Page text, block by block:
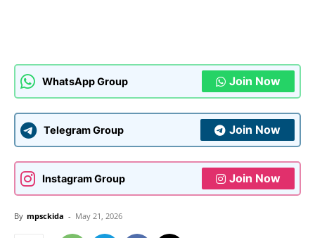
WhatsApp Group Join Now
Telegram Group Join Now
Instagram Group Join Now
By mpsckida - May 21, 2026